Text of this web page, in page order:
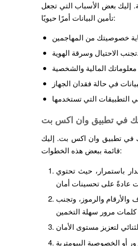
إليك بعض الأسباب التي تجعل
تأمين البيانات أمرًا حيويًا:
تجنب الاحتيال وسرقة الهوية.
في تطبيق وان اكس بت
في تطبيق وان اكس بت. إليك
قائمة ببعض هذه الخطوات:
باستمرار، حيث تحتوي
والرموز، وتجنب